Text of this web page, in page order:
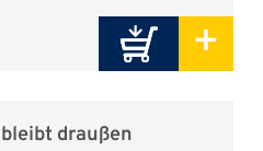
+
bleibt draußen